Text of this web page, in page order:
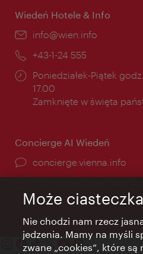
Wiedeń Hotele & Info
E-
info@wien.info
Telefon:
+43-1-24 555
Godziny
otwarcia:
Poniedziałek-Piątek
17.00
Zamknięte w święta
Concierge AI Wiedeń
concierge.vienna.info
Może
Nie chodzi nam rzecz
jedzenia. Mamy na myśli
zwane „cookies”, które są